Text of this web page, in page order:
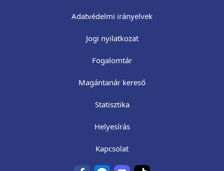
Adatvédelmi irányelvek
Jogi nyilatkozat
Fogalomtár
Magántanár kereső
Statisztika
Helyesírás
Kapcsolat